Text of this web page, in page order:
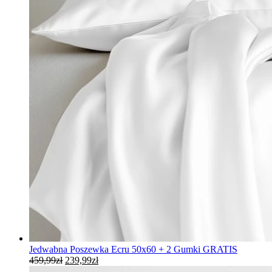
Jedwabna Poszewka Ecru 50x60 + 2 Gumki GRATIS
459,99zł Pierwotna
239,99złAktualna